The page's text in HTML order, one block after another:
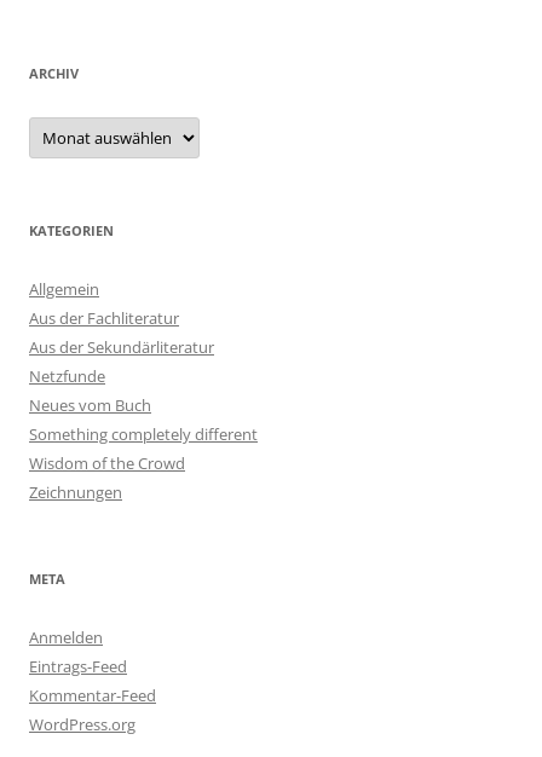
ARCHIV
Archiv
KATEGORIEN
Allgemein
Aus der Fachliteratur
Aus der Sekundärliteratur
Netzfunde
Neues vom Buch
Something completely different
Wisdom of the Crowd
Zeichnungen
META
Anmelden
Eintrags-Feed
Kommentar-Feed
WordPress.org